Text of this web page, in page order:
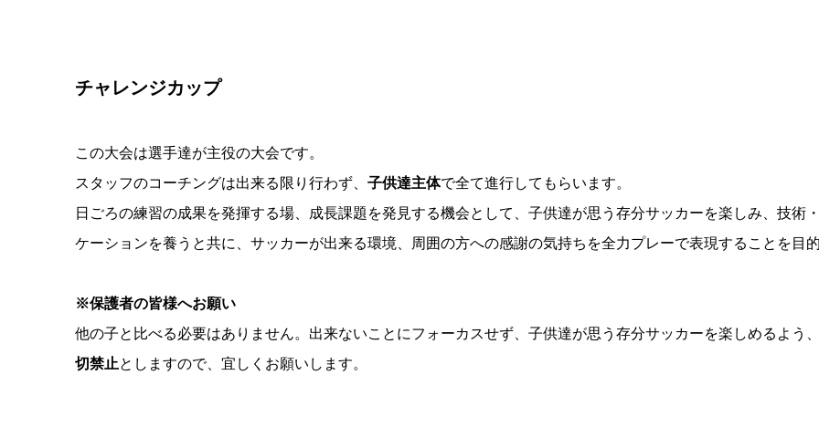
チャレンジカップ
この大会は選手達が主役の大会です。
スタッフのコーチングは出来る限り行わず、 子供達主体で全て進行してもらいます。
日ごろの練習の成果を発揮する場、成長課題を発見する機会として、子供達が思う存分サッカーを楽しみ、技術
ケーションを養うと共に、サッカーが出来る環境、周囲の方への感謝の気持ちを全力プレーで表現することを目
※保護者の皆様へお願い
他の子と比べる必要はありません。出来ないことにフォーカスせず、子供達が思う存分サッカーを楽しめるよう
切禁止としますので、宜しくお願いします。